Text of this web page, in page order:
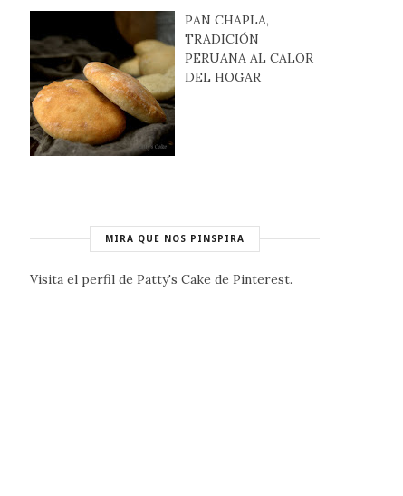
PAN CHAPLA,
TRADICIÓN
PERUANA AL CALOR
DEL HOGAR
MIRA QUE NOS PINSPIRA
Visita el perfil de Patty's Cake de Pinterest.